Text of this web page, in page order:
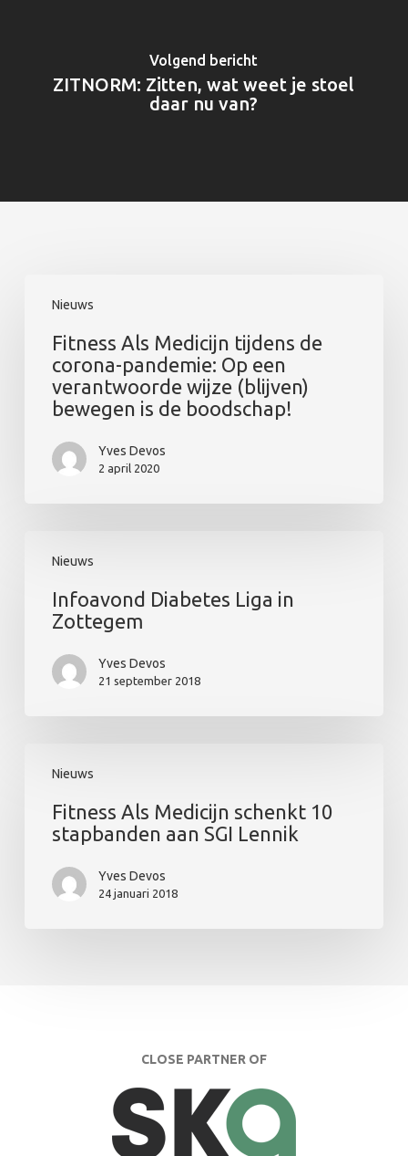
Volgend bericht
ZITNORM: Zitten, wat weet je stoel
daar nu van?
Nieuws
tijdens
corona-
pandemie:
boodschap!
Fitness Als Medicijn tijdens de
corona-pandemie: Op een
verantwoorde wijze (blijven)
bewegen is de boodschap!
Yves Devos
2 april 2020
Nieuws
Diabetes
Zottegem
Infoavond Diabetes Liga in
Zottegem
Yves Devos
21 september 2018
Nieuws
schenkt
stapbanden
Fitness Als Medicijn schenkt 10
stapbanden aan SGI Lennik
Yves Devos
24 januari 2018
CLOSE PARTNER OF